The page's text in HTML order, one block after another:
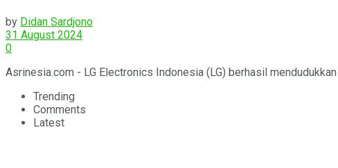
by Didan Sardjono
31 August 2024
0
Asrinesia.com - LG Electronics Indonesia (LG) berhasil
Trending
Comments
Latest